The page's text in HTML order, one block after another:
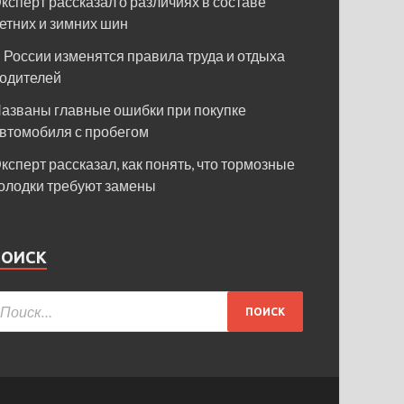
и зимних шин
России изменятся правила труда и отдыха
главные ошибки при покупке
с пробегом
рассказал, как понять, что тормозные
требуют замены